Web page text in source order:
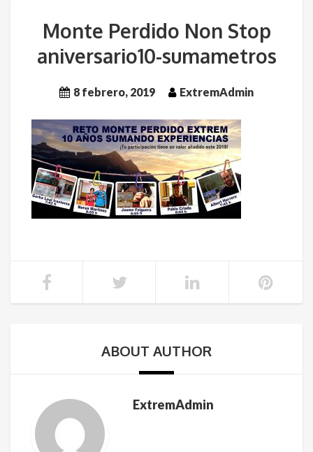
Monte Perdido Non Stop
aniversario10-sumametros
8 febrero, 2019 ExtremAdmin
ABOUT AUTHOR
ExtremAdmin